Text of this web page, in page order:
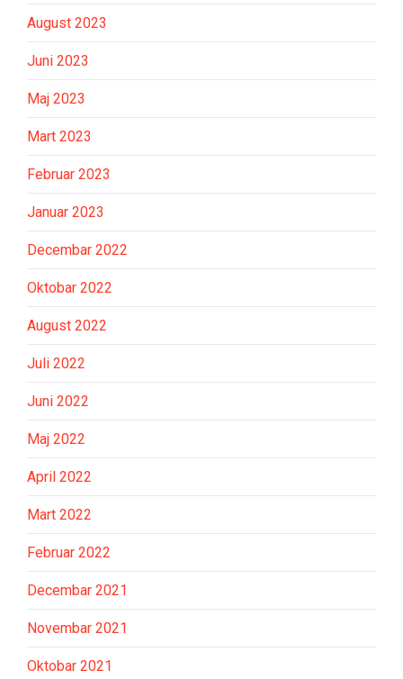
August 2023
Juni 2023
Maj 2023
Mart 2023
Februar 2023
Januar 2023
Decembar 2022
Oktobar 2022
August 2022
Juli 2022
Juni 2022
Maj 2022
April 2022
Mart 2022
Februar 2022
Decembar 2021
Novembar 2021
Oktobar 2021